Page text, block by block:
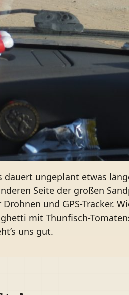
ungeplant etwas
Seite der großen
und GPS-Tracker.
mit Thunfisch-
uns gut.